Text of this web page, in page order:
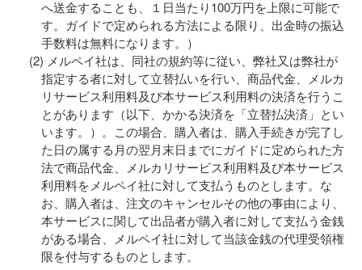
へ送金することも、１日当たり100万円を上限に可能で
す。ガイドで定められる方法による限り、出金時の振込
手数料は無料になります。）
メルペイ社は、同社の規約等に従い、弊社又は弊社が
指定する者に対して立替払いを行い、商品代金、メルカ
リサービス利用料及び本サービス利用料の決済を行うこ
とがあります（以下、かかる決済を「立替払決済」とい
います。）。この場合、購入者は、購入手続きが完了し
た日の属する月の翌月末日までにガイドに定められた方
法で商品代金、メルカリサービス利用料及び本サービス
利用料をメルペイ社に対して支払うものとします。な
お、購入者は、注文のキャンセルその他の事由により、
本サービスに関して出品者が購入者に対して支払う金銭
がある場合、メルペイ社に対して当該金銭の代理受領権
限を付与するものとします。